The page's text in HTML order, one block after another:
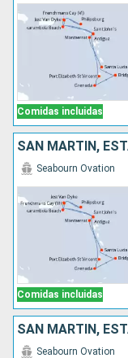
Comidas incluidas
Comidas incluidas
Seabourn Ovation
Seabourn Ovation